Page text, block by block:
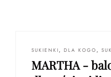
SUKIENKI , DLA KOGO ,
MARTHA -